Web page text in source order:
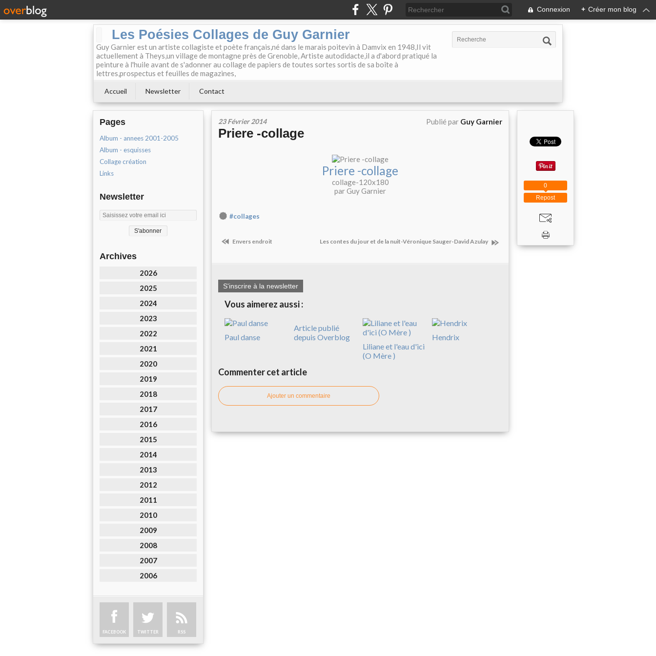
Connexion + Créer mon blog
Les Poésies Collages de Guy Garnier
Guy Garnier est un artiste collagiste et poète français,né dans le marais poitevin à Damvix en 1948,Il vit
actuellement à Theys,un village de montagne près de Grenoble, Artiste autodidacte,il a d'abord pratiqué la
peinture à l'huile avant de s'adonner au collage de papiers de toutes sortes sortis de sa boîte à
lettres,prospectus et feuilles de magazines,
Accueil Newsletter Contact
Pages
Album - annees 2001-2005
Album - esquisses
Collage création
Links
Newsletter
Archives
2026
2025
2024
2023
2022
2021
2020
2019
2018
2017
2016
2015
2014
2013
2012
2011
2010
2009
2008
2007
2006
FACEBOOK TWITTER RSS
23 Février 2014 Publié par Guy Garnier
Priere -collage
Priere -collage
collage-120x180
par Guy Garnier
#collages
Envers endroit Les contes du jour et de la nuit-Véronique Sauger-David Azulay
S'inscrire à la newsletter
Vous aimerez aussi :
Paul danse
Article publié
depuis Overblog
Liliane et l'eau d'ici
(O Mère )
Hendrix
Commenter cet article
Ajouter un commentaire
Repost
0